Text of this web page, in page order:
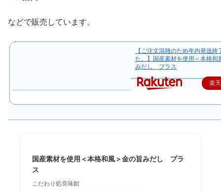
などで販売しています。
【ご注文混雑のため年内発送終
た。】国産素材を使用＜本格和
みだし プラス
楽
国産素材を使用＜本格和風＞金の旨みだし プラ
ス
こだわり処良味館